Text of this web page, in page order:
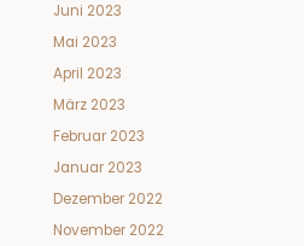
Juni 2023
Mai 2023
April 2023
März 2023
Februar 2023
Januar 2023
Dezember 2022
November 2022